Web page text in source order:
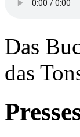
Das
das